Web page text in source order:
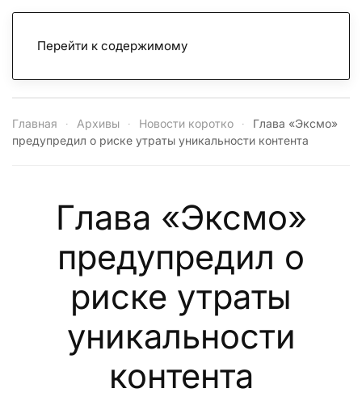
Перейти к содержимому
Главная Архивы Новости коротко
Глава «Эксмо»
предупредил о риске утраты уникальности контента
Глава «Эксмо»
предупредил о
риске утраты
уникальности
контента